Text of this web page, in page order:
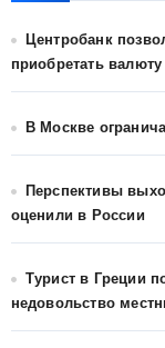
Центробанк
приобретать валюту
В Москве
Перспективы
оценили в России
Турист в Греции
недовольство